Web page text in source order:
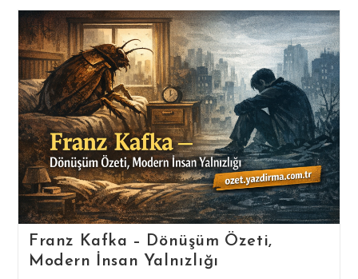
Hizmeti
Ile
Akademik
Kolaylık
Franz Kafka – Dönüşüm Özeti,
Modern İnsan Yalnızlığı